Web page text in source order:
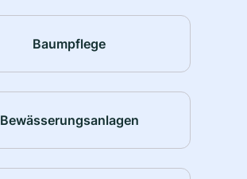
Baumpflege
Bewässerungsanlagen